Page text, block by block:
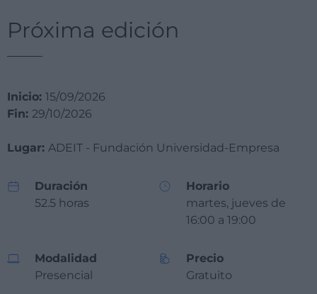
Próxima edición
Inicio: 15/09/2026
Fin: 29/10/2026
Lugar: ADEIT - Fundación Universidad-Empresa
Duración
52.5 horas
Horario
martes, jueves de
16:00 a 19:00
Modalidad
Presencial
Precio
Gratuito